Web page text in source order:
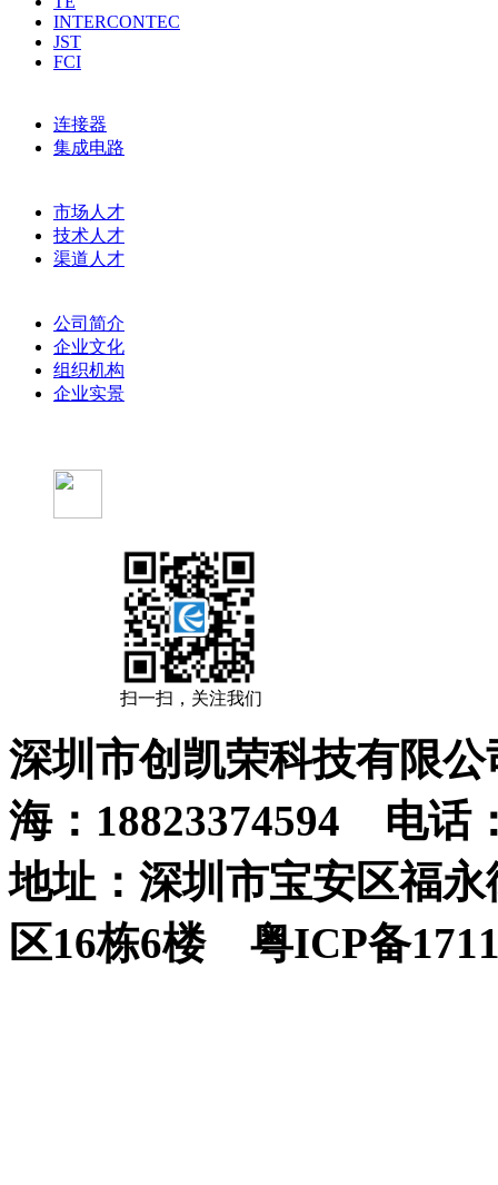
INTERCONTEC
JST
FCI
连接器
集成电路
市场人才
技术人才
渠道人才
公司简介
企业文化
组织机构
企业实景
扫一扫，关注我们
深圳市创凯荣科技有限
海：18823374594 电话
地址：深圳市宝安区福
区16栋6楼 粤ICP备